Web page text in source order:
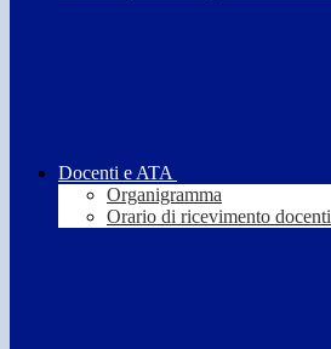
Docenti e ATA
Organigramma
Orario di ricevimento docenti